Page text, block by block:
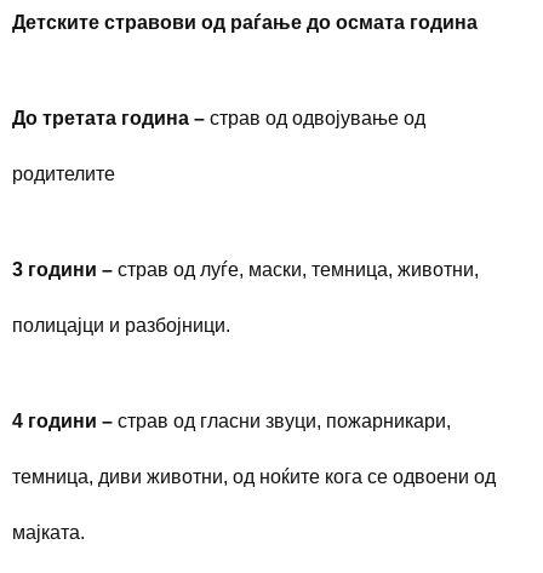
Детските стравови од раѓање до осмата година
До третата година – страв од одвојување од
родителите
3 години – страв од луѓе, маски, темница, животни,
полицајци и разбојници.
4 години – страв од гласни звуци, пожарникари,
темница, диви животни, од ноќите кога се одвоени од
мајката.